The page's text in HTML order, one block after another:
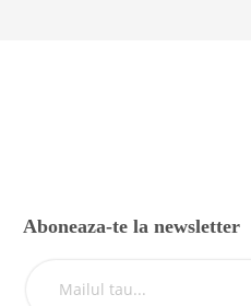
Aboneaza-te la newsletter